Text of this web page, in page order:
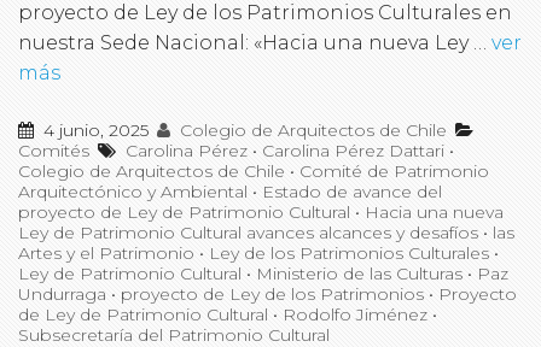
proyecto de Ley de los Patrimonios Culturales en
nuestra Sede Nacional: «Hacia una nueva Ley … ver
más
4 junio, 2025
Colegio de Arquitectos de Chile
Comités
Carolina Pérez • Carolina Pérez Dattari •
Colegio de Arquitectos de Chile • Comité de Patrimonio
Arquitectónico y Ambiental • Estado de avance del
proyecto de Ley de Patrimonio Cultural • Hacia una nueva
Ley de Patrimonio Cultural avances alcances y desafíos • las
Artes y el Patrimonio • Ley de los Patrimonios Culturales •
Ley de Patrimonio Cultural • Ministerio de las Culturas • Paz
Undurraga • proyecto de Ley de los Patrimonios • Proyecto
de Ley de Patrimonio Cultural • Rodolfo Jiménez •
Subsecretaría del Patrimonio Cultural